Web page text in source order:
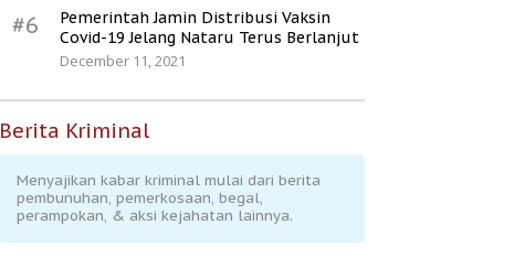
#6
Pemerintah Jamin Distribusi Vaksin
Covid-19 Jelang Nataru Terus Berlanjut
December 11, 2021
Berita Kriminal
Menyajikan kabar kriminal mulai dari berita
pembunuhan, pemerkosaan, begal,
perampokan, & aksi kejahatan lainnya.